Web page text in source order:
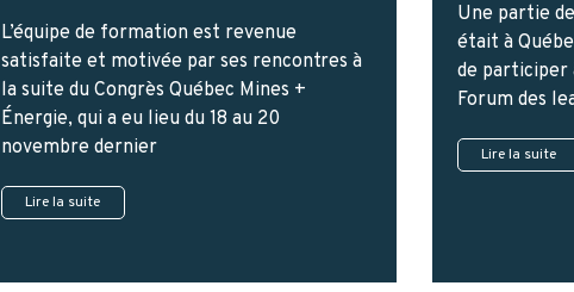
L’équipe de formation est revenue
satisfaite et motivée par ses rencontres à
la suite du Congrès Québec Mines +
Énergie, qui a eu lieu du 18 au 20
novembre dernier
Lire la suite
Une partie
était à
de participer
Forum des
Lire la suite